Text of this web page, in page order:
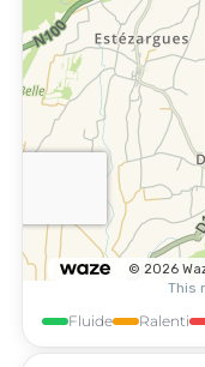
Fluide Ralenti